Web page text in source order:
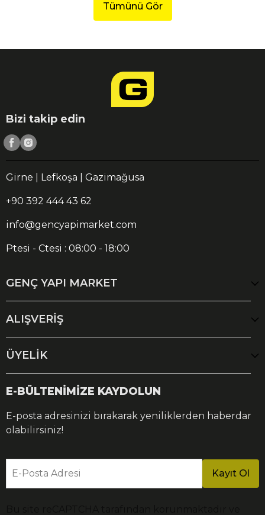
Tümünü Gör
Bizi takip edin
Girne | Lefkoşa | Gazimağusa
+90 392 444 43 62
info@gencyapimarket.com
Ptesi - Ctesi : 08:00 - 18:00
GENÇ YAPI MARKET
ALIŞVERİŞ
ÜYELİK
E-BÜLTENİMİZE KAYDOLUN
E-posta adresinizi bırakarak yeniliklerden haberdar
olabilirsiniz!
E-Posta Adresi Kayıt Ol